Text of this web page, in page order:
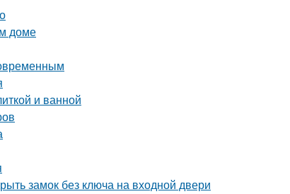
доме
и ванной
замок без ключа на входной двери